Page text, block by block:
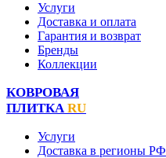
Услуги
Доставка и оплата
Гарантия и возврат
Бренды
Коллекции
КОВРОВАЯ
ПЛИТКА RU
Услуги
Доставка в регионы РФ